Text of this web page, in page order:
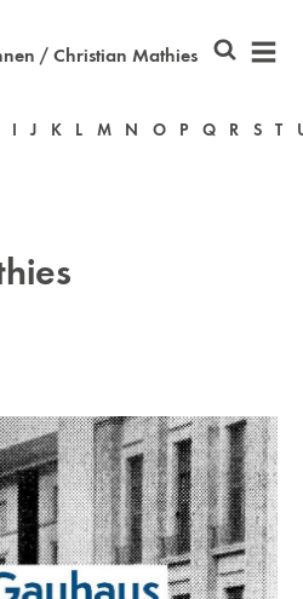
/ Christian Mathies
I J K L M N O P Q R S T